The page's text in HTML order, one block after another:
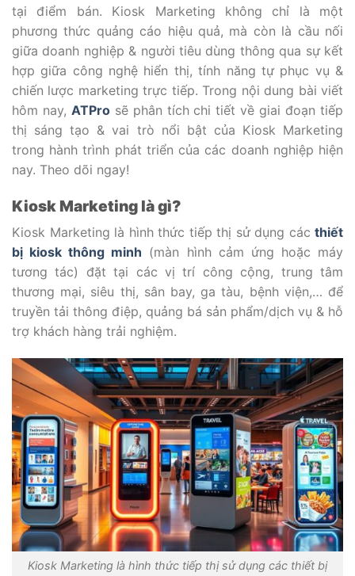
tại điểm bán. Kiosk Marketing không chỉ là một
phương thức quảng cáo hiệu quả, mà còn là cầu nối
giữa doanh nghiệp & người tiêu dùng thông qua sự kết
hợp giữa công nghệ hiển thị, tính năng tự phục vụ &
chiến lược marketing trực tiếp. Trong nội dung bài viết
hôm nay, ATProsẽ phân tích chi tiết về giai đoạn tiếp
thị sáng tạo & vai trò nổi bật của Kiosk Marketing
trong hành trình phát triển của các doanh nghiệp hiện
nay. Theo dõi ngay!
Kiosk Marketing là gì?
Kiosk Marketing là hình thức tiếp thị sử dụng các thiết
bị kiosk thông minh (màn hình cảm ứng hoặc máy
tương tác) đặt tại các vị trí công cộng, trung tâm
thương mại, siêu thị, sân bay, ga tàu, bệnh viện,… để
truyền tải thông điệp, quảng bá sản phẩm/dịch vụ & hỗ
trợ khách hàng trải nghiệm.
Kiosk Marketing là hình thức tiếp thị sử dụng các thiết bị